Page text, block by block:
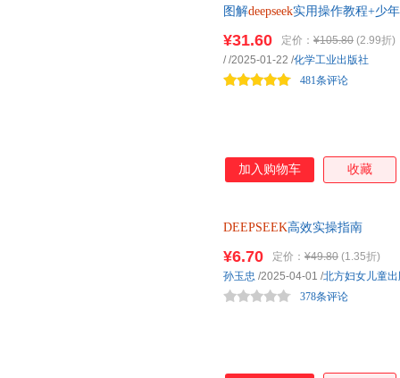
80%的坑，业绩轻松翻番。
图解deepseek实用操作教程+少
¥31.60 定价： ¥105.80 (2.99折)
481条评论
//2025-01-22 /化学工业出版社
加入购物车 收藏
DEEPSEEK高效实操指南
¥6.70 定价： ¥49.80 (1.35折)
378条评论
孙玉忠 /2025-04-01 /北方妇女儿童